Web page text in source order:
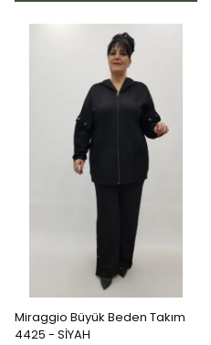
Miraggio Büyük Beden Takım
4425 - SİYAH